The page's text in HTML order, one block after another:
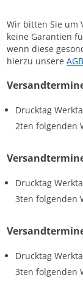
Wir bitten Sie um
keine Garantien
wenn diese
hierzu unsere
Drucktag
2ten folgenden
Drucktag
3ten folgenden
Drucktag
3ten folgenden